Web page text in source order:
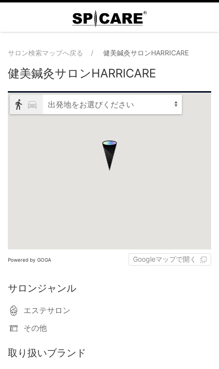
サロン検索マップへ戻る 健美鍼灸サロンHARRICARE
健美鍼灸サロンHARRICARE
出発地をお選びください
Powered by GOGA Googleマップで開く
サロンジャンル
エステサロン
その他
取り扱いブランド